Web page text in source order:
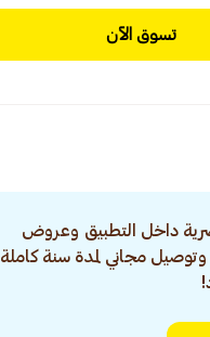
تسوق الآن
داخل التطبيق وعروض
مجاني لمدة سنة كاملة